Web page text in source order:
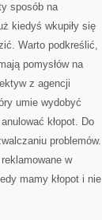
sposób na
kiedyś wkupiły się
Warto podkreślić,
pomysłów na
z agencji
umie wydobyć
kłopot. Do
problemów.
w
mamy kłopot i nie